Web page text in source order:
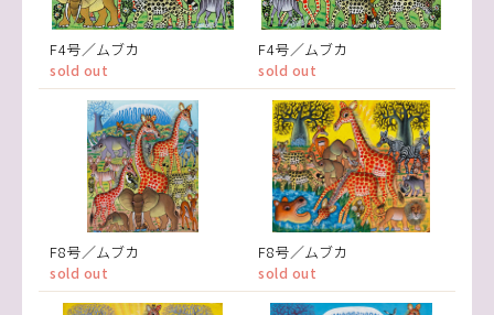
F4号／ムブカ
sold out
F4号／ムブカ
sold out
F8号／ムブカ
sold out
F8号／ムブカ
sold out